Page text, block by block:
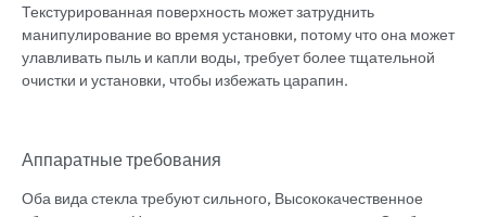
Текстурированная поверхность может затруднить
манипулирование во время установки, потому что она может
улавливать пыль и капли воды, требует более тщательной
очистки и установки, чтобы избежать царапин.
Аппаратные требования
Оба вида стекла требуют сильного, Высококачественное